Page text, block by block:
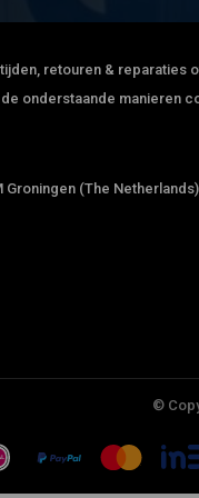
retouren & reparaties
onderstaande manieren
Groningen (The Netherlands)
©